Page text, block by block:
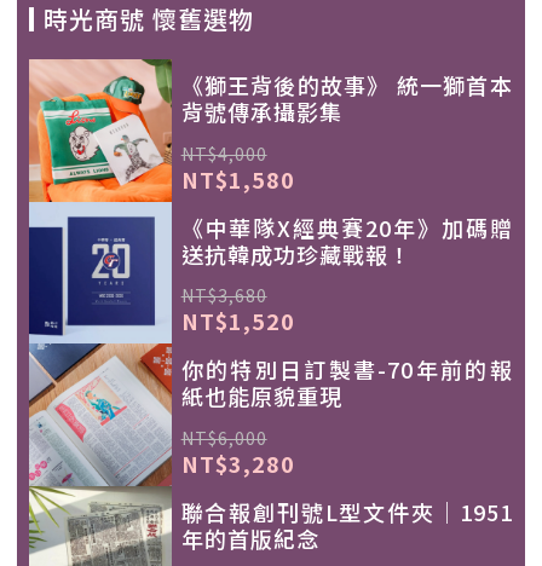
時光商號 懷舊選物
《獅王背後的故事》 統一獅首本
背號傳承攝影集
NT$4,000
NT$1,580
《中華隊X經典賽20年》加碼贈
送抗韓成功珍藏戰報！
NT$3,680
NT$1,520
你的特別日訂製書-70年前的報
紙也能原貌重現
NT$6,000
NT$3,280
聯合報創刊號L型文件夾｜1951
年的首版紀念